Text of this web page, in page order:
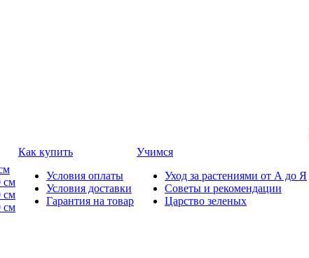
см
см
см
Как купить
Условия оплаты
Условия доставки
Гарантия на товар
Учимся
Уход за растениями от А до Я
Советы и рекомендации
Царство зеленых